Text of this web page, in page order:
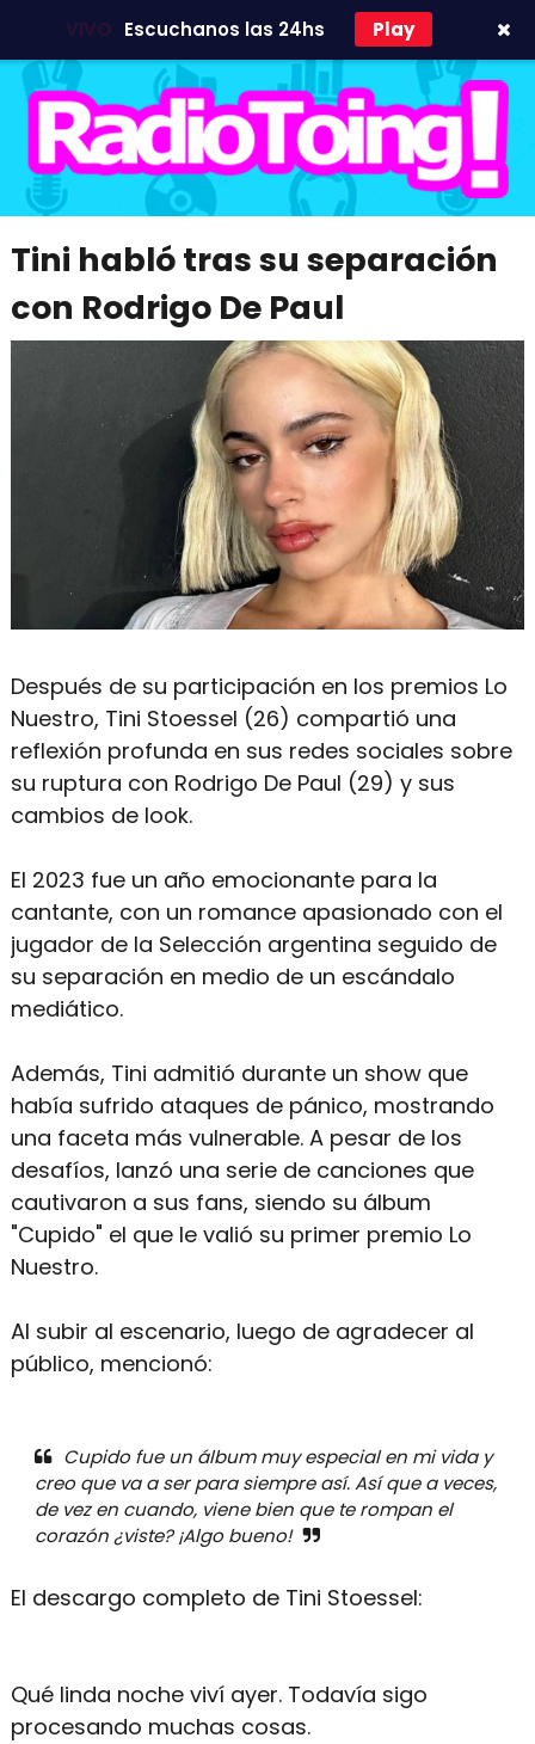
VIVO Escuchanos las 24hs Play
Tini habló tras su separación
con Rodrigo De Paul
Después de su participación en los premios Lo
Nuestro, Tini Stoessel (26) compartió una
reflexión profunda en sus redes sociales sobre
su ruptura con Rodrigo De Paul (29) y sus
cambios de look.
El 2023 fue un año emocionante para la
cantante, con un romance apasionado con el
jugador de la Selección argentina seguido de
su separación en medio de un escándalo
mediático.
Además, Tini admitió durante un show que
había sufrido ataques de pánico, mostrando
una faceta más vulnerable. A pesar de los
desafíos, lanzó una serie de canciones que
cautivaron a sus fans, siendo su álbum
"Cupido" el que le valió su primer premio Lo
Nuestro.
Al subir al escenario, luego de agradecer al
público, mencionó:
Cupido fue un álbum muy especial en mi vida y
creo que va a ser para siempre así. Así que a veces,
de vez en cuando, viene bien que te rompan el
corazón ¿viste? ¡Algo bueno!
El descargo completo de Tini Stoessel:
Qué linda noche viví ayer. Todavía sigo
procesando muchas cosas.